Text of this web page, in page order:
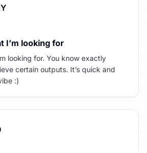
I’m looking for
looking for. You know exactly
certain outputs. It’s quick and
:)